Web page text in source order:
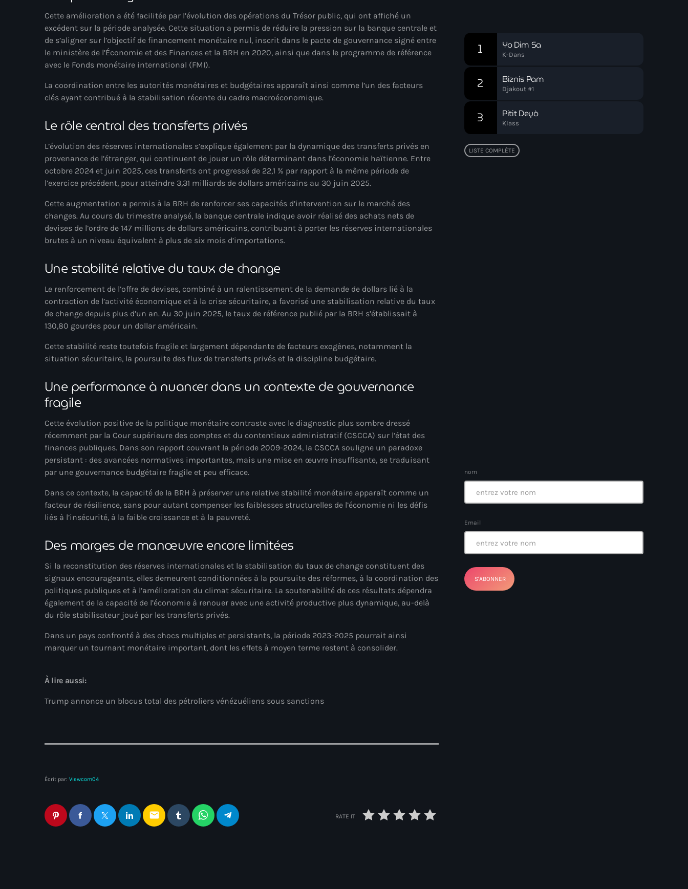
1804 Renaissance
1937 parsley massacre
2024 Elections
2025 Elections
2026 World Cup Qualifiers
21 Nasyon
34th cohort of the PNH
400 Mawozo
79th UN General Assembly
Abrite-toi
Action humanitaire
Actualités
Adriano Espaillat
Aéroport Antoine Simon des Cayes
Aéroport international Toussaint Louverture
Afrique du Sud
Afrique Sub-Saharienne
agri-food
Agriculture & Environment
Alexandre Pierre
Aljany Narcius writer
Cette amélioration a été facilitée par l’évolution des opérations du Trésor public, qui ont affiché un
excédent sur la période analysée. Cette situation a permis de réduire la pression sur la banque centrale et
de s’aligner sur l’objectif de financement monétaire nul, inscrit dans le pacte de gouvernance signé entre
le ministère de l’Économie et des Finances et la BRH en 2020, ainsi que dans le programme de référence
avec le Fonds monétaire international (FMI).
La coordination entre les autorités monétaires et budgétaires apparaît ainsi comme l’un des facteurs
clés ayant contribué à la stabilisation récente du cadre macroéconomique.
Le rôle central des transferts privés
L’évolution des réserves internationales s’explique également par la dynamique des transferts privés en
provenance de l’étranger, qui continuent de jouer un rôle déterminant dans l’économie haïtienne. Entre
octobre 2024 et juin 2025, ces transferts ont progressé de 22,1 % par rapport à la même période de
l’exercice précédent, pour atteindre 3,31 milliards de dollars américains au 30 juin 2025.
Cette augmentation a permis à la BRH de renforcer ses capacités d’intervention sur le marché des
changes. Au cours du trimestre analysé, la banque centrale indique avoir réalisé des achats nets de
devises de l’ordre de 147 millions de dollars américains, contribuant à porter les réserves internationales
brutes à un niveau équivalent à plus de six mois d’importations.
Une stabilité relative du taux de change
Le renforcement de l’offre de devises, combiné à un ralentissement de la demande de dollars lié à la
contraction de l’activité économique et à la crise sécuritaire, a favorisé une stabilisation relative du taux
de change depuis plus d’un an. Au 30 juin 2025, le taux de référence publié par la BRH s’établissait à
130,80 gourdes pour un dollar américain.
Cette stabilité reste toutefois fragile et largement dépendante de facteurs exogènes, notamment la
situation sécuritaire, la poursuite des flux de transferts privés et la discipline budgétaire.
Une performance à nuancer dans un contexte de gouvernance
fragile
Cette évolution positive de la politique monétaire contraste avec le diagnostic plus sombre dressé
récemment par la Cour supérieure des comptes et du contentieux administratif (CSCCA) sur l’état des
finances publiques. Dans son rapport couvrant la période 2009-2024, la CSCCA souligne un paradoxe
persistant : des avancées normatives importantes, mais une mise en œuvre insuffisante, se traduisant
par une gouvernance budgétaire fragile et peu efficace.
Dans ce contexte, la capacité de la BRH à préserver une relative stabilité monétaire apparaît comme un
facteur de résilience, sans pour autant compenser les faiblesses structurelles de l’économie ni les défis
liés à l’insécurité, à la faible croissance et à la pauvreté.
Des marges de manœuvre encore limitées
Si la reconstitution des réserves internationales et la stabilisation du taux de change constituent des
signaux encourageants, elles demeurent conditionnées à la poursuite des réformes, à la coordination des
politiques publiques et à l’amélioration du climat sécuritaire. La soutenabilité de ces résultats dépendra
également de la capacité de l’économie à renouer avec une activité productive plus dynamique, au-delà
du rôle stabilisateur joué par les transferts privés.
Dans un pays confronté à des chocs multiples et persistants, la période 2023-2025 pourrait ainsi
marquer un tournant monétaire important, dont les effets à moyen terme restent à consolider.
À lire aussi:
Trump annonce un blocus total des pétroliers vénézuéliens sous sanctions
Écrit par: Viewcom04
email RATE IT
1 Yo Dim Sa
K-Dans
2 Biznis Pam
Djakout #1
3 Pitit Deyò
Klass
LISTE COMPLÈTE
nom
Email